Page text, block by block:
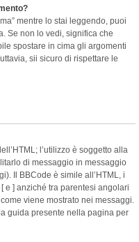
mentre lo stai leggendo, puoi
Se non lo vedi, significa che
spostare in cima gli argomenti
sii sicuro di rispettare le
l’utilizzo è soggetto alla
di messaggio in messaggio
Il BBCode è simile all’HTML, i
e ] anziché tra parentesi angolari
viene mostrato nei messaggi.
guida presente nella pagina per